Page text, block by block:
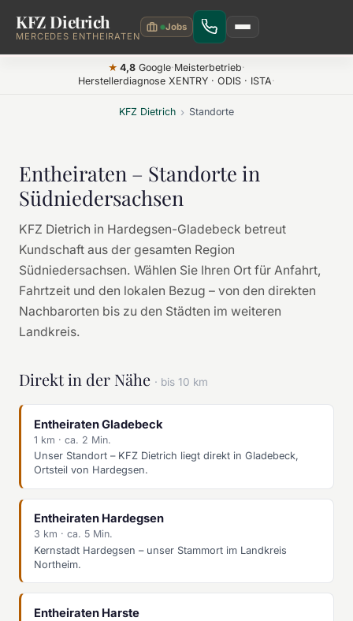
Zum Hauptinhalt springen
KFZ Dietrich
MERCEDES ENTHEIRATEN
★ 4,8Google·Meisterbetrieb·
Herstellerdiagnose XENTRY · ODIS · ISTA·
KFZ Dietrich › Standorte
Entheiraten – Standorte in
Südniedersachsen
KFZ Dietrich in Hardegsen-Gladebeck betreut
Kundschaft aus der gesamten Region
Südniedersachsen. Wählen Sie Ihren Ort für Anfahrt,
Fahrtzeit und den lokalen Bezug – von den direkten
Nachbarorten bis zu den Städten im weiteren
Landkreis.
Direkt in der Nähe · bis 10 km
Entheiraten Gladebeck
1 km · ca. 2 Min.
Unser Standort – KFZ Dietrich liegt direkt in Gladebeck,
Ortsteil von Hardegsen.
Entheiraten Hardegsen
3 km · ca. 5 Min.
Kernstadt Hardegsen – unser Stammort im Landkreis
Northeim.
Entheiraten Harste